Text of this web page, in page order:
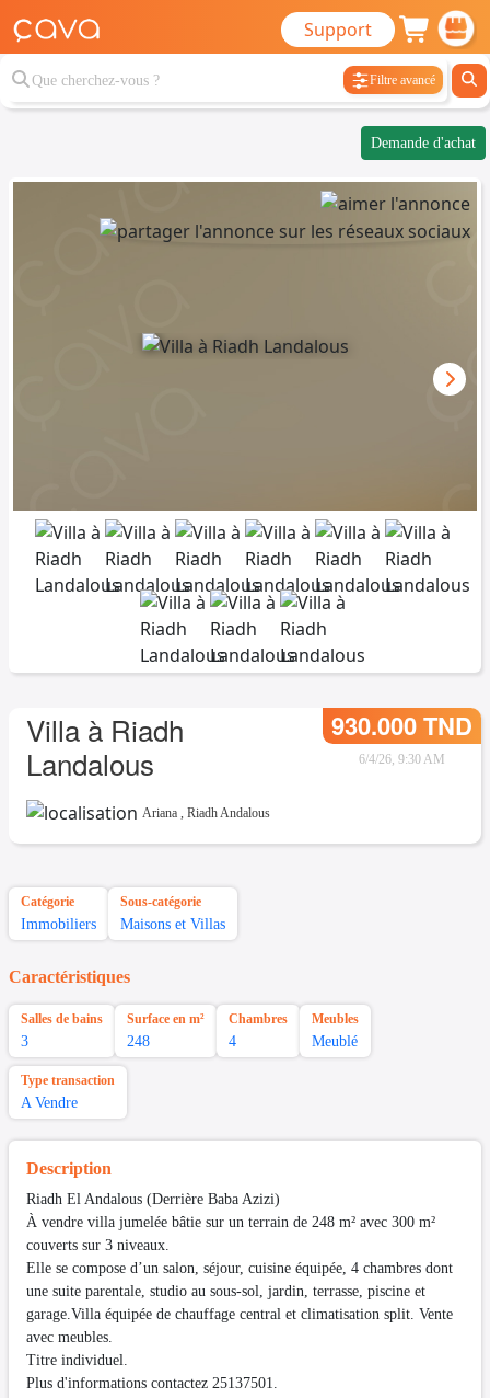
Support
Filtre avancé
Demande d'achat
Villa à Riadh
Landalous
930.000 TND
6/4/26, 9:30 AM
Ariana , Riadh Andalous
Catégorie
Immobiliers
Sous-catégorie
Maisons et Villas
Caractéristiques
Salles de bains
3
Surface en m²
248
Chambres
4
Meubles
Meublé
Type transaction
A Vendre
Description
Riadh El Andalous (Derrière Baba Azizi)
À vendre villa jumelée bâtie sur un terrain de 248 m² avec 300 m²
couverts sur 3 niveaux.
Elle se compose d’un salon, séjour, cuisine équipée, 4 chambres dont
une suite parentale, studio au sous-sol, jardin, terrasse, piscine et
garage.Villa équipée de chauffage central et climatisation split. Vente
avec meubles.
Titre individuel.
Plus d'informations contactez 25137501.